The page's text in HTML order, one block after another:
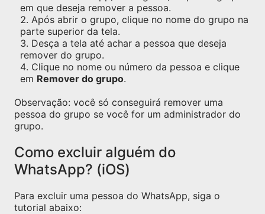
em que deseja remover a pessoa.
Após abrir o grupo, clique no nome do grupo na
parte superior da tela.
Desça a tela até achar a pessoa que deseja
remover do grupo.
Clique no nome ou número da pessoa e clique
em Remover do grupo.
Observação: você só conseguirá remover uma
pessoa do grupo se você for um administrador do
grupo.
Como excluir alguém do
WhatsApp? (iOS)
Para excluir uma pessoa do WhatsApp, siga o
tutorial abaixo: